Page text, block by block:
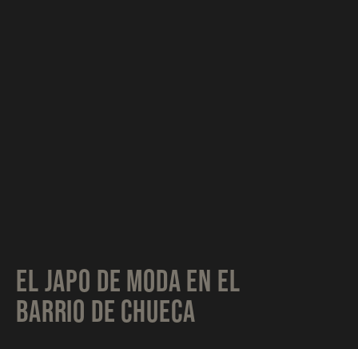
EL JAPO DE MODA EN EL
BARRIO DE CHUECA